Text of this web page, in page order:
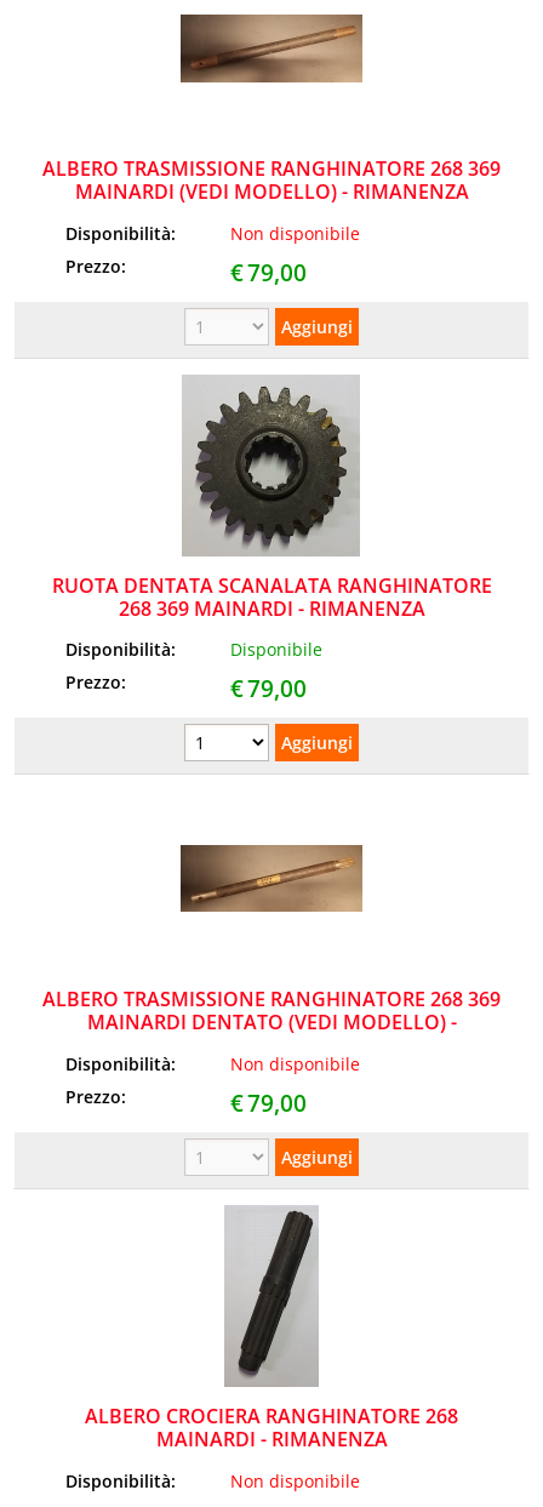
ALBERO TRASMISSIONE RANGHINATORE 268 369
MAINARDI (VEDI MODELLO) - RIMANENZA
Disponibilità:
Non disponibile
Prezzo:
€79,00
RUOTA DENTATA SCANALATA RANGHINATORE
268 369 MAINARDI - RIMANENZA
Disponibilità:
Disponibile
Prezzo:
€79,00
ALBERO TRASMISSIONE RANGHINATORE 268 369
MAINARDI DENTATO (VEDI MODELLO) -
Disponibilità:
Non disponibile
Prezzo:
€79,00
ALBERO CROCIERA RANGHINATORE 268
MAINARDI - RIMANENZA
Disponibilità:
Non disponibile